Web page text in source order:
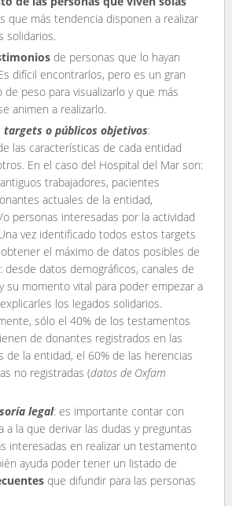
que más tendencia disponen a realizar
solidarios.
de personas que lo hayan
difícil encontrarlos, pero es un gran
de peso para visualizarlo y que más
animen a realizarlo.
o públicos objetivos:
las características de cada entidad
En el caso del Hospital del Mar son:
trabajadores, pacientes
actuales de la entidad,
personas interesadas por la actividad
vez identificado todos estos targets
el máximo de datos posibles de
desde datos demográficos, canales de
su momento vital para poder empezar a
los legados solidarios.
sólo el 40% de los testamentos
de donantes registrados en las
de la entidad, el 60% de las herencias
no registradas (datos de Oxfam
legal: es importante contar con
a la que derivar las dudas y preguntas
interesadas en realizar un testamento
ayuda poder tener un listado de
que difundir para las personas